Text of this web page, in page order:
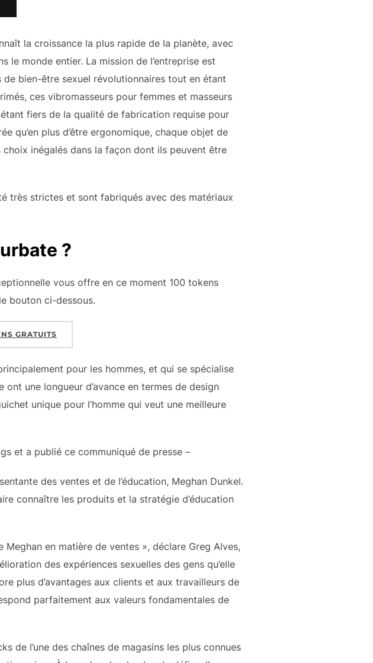
la croissance la plus rapide de la planète, avec
monde entier. La mission de l’entreprise est
bien-être sexuel révolutionnaires tout en étant
ces vibromasseurs pour femmes et masseurs
fiers de la qualité de fabrication requise pour
qu’en plus d’être ergonomique, chaque objet de
inégalés dans la façon dont ils peuvent être
très strictes et sont fabriqués avec des matériaux
?
vous offre en ce moment 100 tokens
bouton ci-dessous.
GRATUITS
pour les hommes, et qui se spécialise
une longueur d’avance en termes de design
unique pour l’homme qui veut une meilleure
et a publié ce communiqué de presse –
des ventes et de l’éducation, Meghan Dunkel.
connaître les produits et la stratégie d’éducation
en matière de ventes », déclare Greg Alves,
des expériences sexuelles des gens qu’elle
plus d’avantages aux clients et aux travailleurs de
parfaitement aux valeurs fondamentales de
de l’une des chaînes de magasins les plus connues